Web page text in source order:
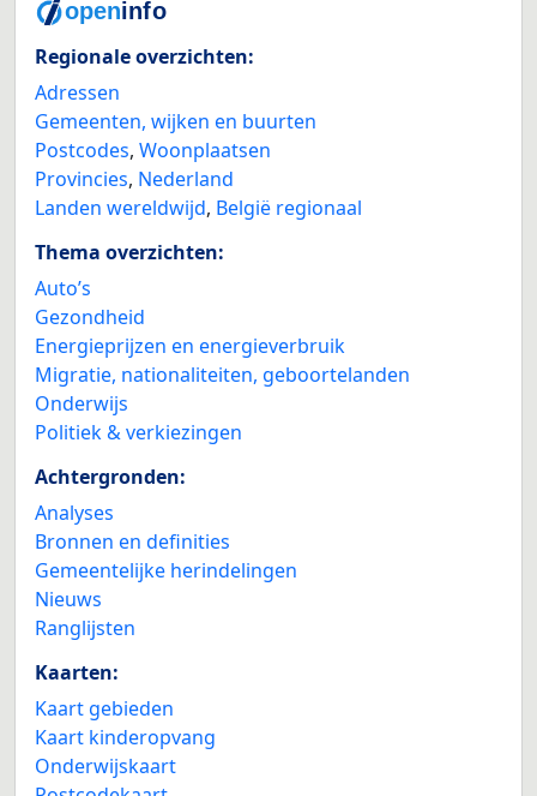
Regionale overzichten:
Adressen
Gemeenten, wijken en buurten
Postcodes, Woonplaatsen
Provincies, Nederland
Landen wereldwijd, België regionaal
Thema overzichten:
Auto’s
Gezondheid
Energieprijzen en energieverbruik
Migratie, nationaliteiten, geboortelanden
Onderwijs
Politiek & verkiezingen
Achtergronden:
Analyses
Bronnen en definities
Gemeentelijke herindelingen
Nieuws
Ranglijsten
Kaarten:
Kaart gebieden
Kaart kinderopvang
Onderwijskaart